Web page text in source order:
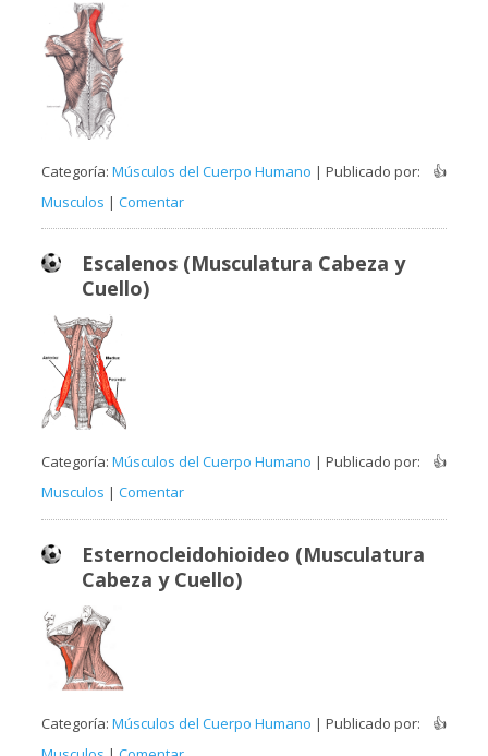
👍
Categoría: Músculos del Cuerpo Humano | Publicado por:
Musculos | Comentar
Escalenos (Musculatura Cabeza y
Cuello)
👍
Categoría: Músculos del Cuerpo Humano | Publicado por:
Musculos | Comentar
Esternocleidohioideo (Musculatura
Cabeza y Cuello)
👍
Categoría: Músculos del Cuerpo Humano | Publicado por: